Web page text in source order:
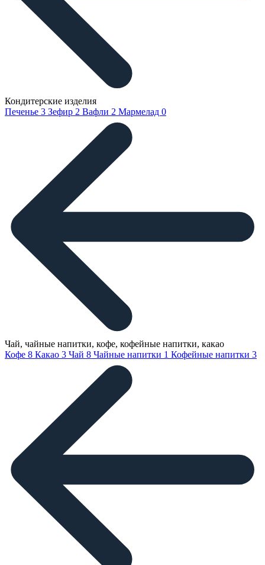
Кондитерские изделия
Печенье 3 Зефир 2 Вафли 2 Мармелад 0
Чай, чайные напитки, кофе, кофейные напитки, какао
Кофе 8 Какао 3 Чай 8 Чайные напитки 1 Кофейные напитки 3